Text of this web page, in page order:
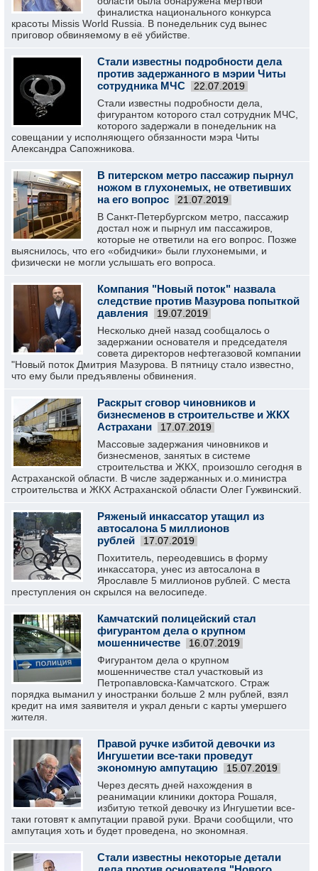
финалистка национального конкурса
красоты Missis World Russia. В понедельник суд вынес
приговор обвиняемому в её убийстве.
Стали известны подробности дела
против задержанного в мэрии Читы
сотрудника МЧС
22.07.2019
Стали известны подробности дела,
фигурантом которого стал сотрудник МЧС,
которого задержали в понедельник на
совещании у исполняющего обязанности мэра Читы
Александра Сапожникова.
В питерском метро пассажир пырнул
ножом в глухонемых, не ответивших
на его вопрос
21.07.2019
В Санкт-Петербургском метро, пассажир
достал нож и пырнул им пассажиров,
которые не ответили на его вопрос. Позже
выяснилось, что его «обидчики» были глухонемыми, и
физически не могли услышать его вопроса.
Компания "Новый поток" назвала
следствие против Мазурова попыткой
давления
19.07.2019
Несколько дней назад сообщалось о
задержании основателя и председателя
совета директоров нефтегазовой компании
"Новый поток Дмитрия Мазурова. В пятницу стало известно,
что ему были предъявлены обвинения.
Раскрыт сговор чиновников и
бизнесменов в строительстве и ЖКХ
Астрахани
17.07.2019
Массовые задержания чиновников и
бизнесменов, занятых в системе
строительства и ЖКХ, произошло сегодня в
Астраханской области. В числе задержанных и.о.министра
строительства и ЖКХ Астраханской области Олег Гужвинский.
Ряженый инкассатор утащил из
автосалона 5 миллионов
рублей
17.07.2019
Похититель, переодевшись в форму
инкассатора, унес из автосалона в
Ярославле 5 миллионов рублей. С места
преступления он скрылся на велосипеде.
Камчатский полицейский стал
фигурантом дела о крупном
мошенничестве
16.07.2019
Фигурантом дела о крупном
мошенничестве стал участковый из
Петропавловска-Камчатского. Страж
порядка выманил у иностранки больше 2 млн рублей, взял
кредит на имя заявителя и украл деньги с карты умершего
жителя.
Правой ручке избитой девочки из
Ингушетии все-таки проведут
экономную ампутацию
15.07.2019
Через десять дней нахождения в
реанимации клиники доктора Рошаля,
избитую теткой девочку из Ингушетии все-
таки готовят к ампутации правой руки. Врачи сообщили, что
ампутация хоть и будет проведена, но экономная.
Стали известны некоторые детали